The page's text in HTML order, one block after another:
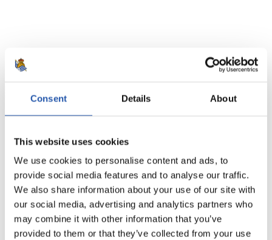
Consent Details About
This website uses cookies
We use cookies to personalise content and ads, to
provide social media features and to analyse our traffic.
We also share information about your use of our site with
our social media, advertising and analytics partners who
may combine it with other information that you’ve
provided to them or that they’ve collected from your use
LALIGA
TERMINÉ
C.A. OSASUNA
REAL SOCIEDAD